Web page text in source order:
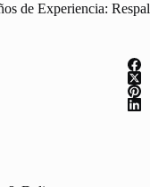
de Experiencia: